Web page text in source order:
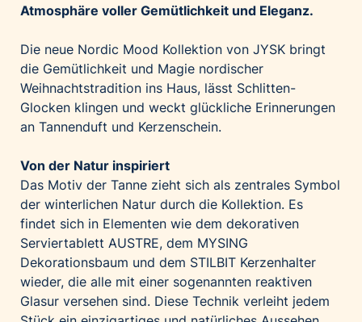
Ökopharm
Polestar
REXEL Austria
Starbucks
Superbrands Austria
Tante Fanny
Vollpension
win2day
Wolt
woom bikes
Kontakt
Atmosphäre voller Gemütlichkeit und Eleganz.
Die neue Nordic Mood Kollektion von JYSK bringt
die Gemütlichkeit und Magie nordischer
Weihnachtstradition ins Haus, lässt Schlitten-
Glocken klingen und weckt glückliche Erinnerungen
an Tannenduft und Kerzenschein.
Von der Natur inspiriert
Das Motiv der Tanne zieht sich als zentrales Symbol
der winterlichen Natur durch die Kollektion. Es
findet sich in Elementen wie dem dekorativen
Serviertablett AUSTRE, dem MYSING
Dekorationsbaum und dem STILBIT Kerzenhalter
wieder, die alle mit einer sogenannten reaktiven
Glasur versehen sind. Diese Technik verleiht jedem